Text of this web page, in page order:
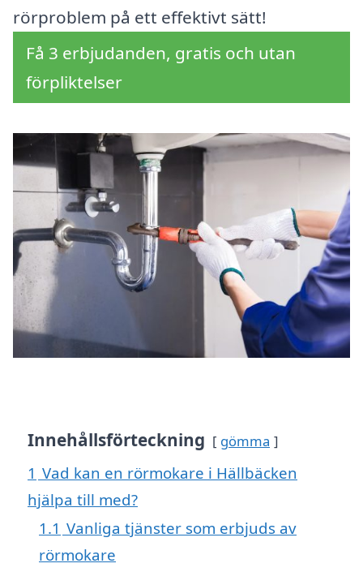
rörproblem på ett effektivt sätt!
Få 3 erbjudanden, gratis och utan
förpliktelser
Innehållsförteckning gömma
1 Vad kan en rörmokare i Hällbäcken
hjälpa till med?
1.1 Vanliga tjänster som erbjuds av
rörmokare